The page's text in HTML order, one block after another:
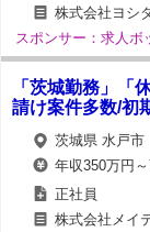
株式会社ヨシ
スポンサー：求人ボ
「茨城勤務」「
請け案件多数/初
茨城県 水戸市
年収350万円
正社員
株式会社メイ